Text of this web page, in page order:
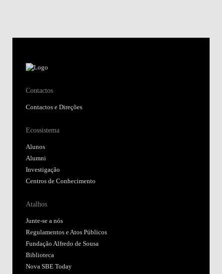
Contactos
Contactos e Direções
Ecossistema
Alunos
Alumni
Investigação
Centros de Conhecimento
Atalhos
Junte-se a nós
Regulamentos e Atos Públicos
Fundação Alfredo de Sousa
Biblioteca
Nova SBE Today